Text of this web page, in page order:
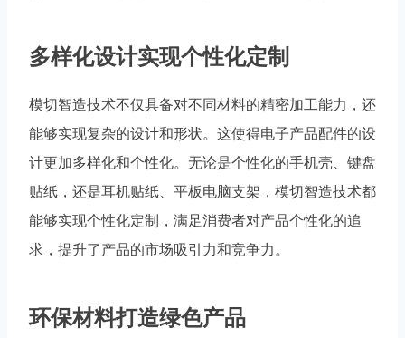
多样化设计实现个性化定制
模切智造技术不仅具备对不同材料的精密加工能力，还
能够实现复杂的设计和形状。这使得电子产品配件的设
计更加多样化和个性化。无论是个性化的手机壳、键盘
贴纸，还是耳机贴纸、平板电脑支架，模切智造技术都
能够实现个性化定制，满足消费者对产品个性化的追
求，提升了产品的市场吸引力和竞争力。
环保材料打造绿色产品